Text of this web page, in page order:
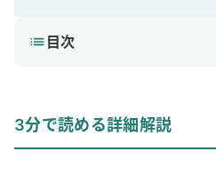
目次
3分で読める詳細解説